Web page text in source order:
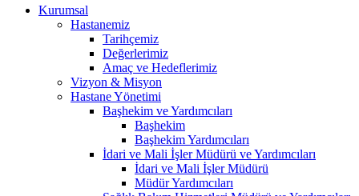
Kurumsal
Hastanemiz
Tarihçemiz
Değerlerimiz
Amaç ve Hedeflerimiz
Vizyon & Misyon
Hastane Yönetimi
Başhekim ve Yardımcıları
Başhekim
Başhekim Yardımcıları
İdari ve Mali İşler Müdürü ve Yardımcıları
İdari ve Mali İşler Müdürü
Müdür Yardımcıları